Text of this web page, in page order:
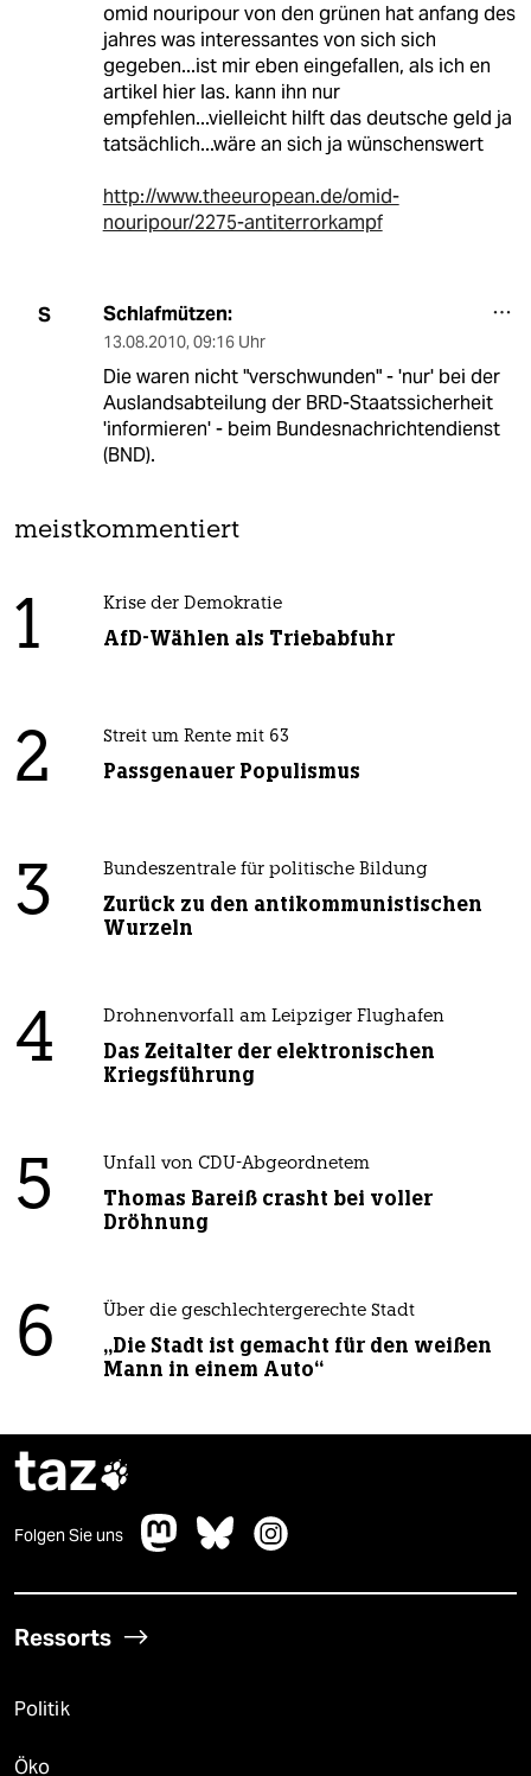
omid nouripour von den grünen hat anfang des
jahres was interessantes von sich sich
gegeben...ist mir eben eingefallen, als ich en
artikel hier las. kann ihn nur
empfehlen...vielleicht hilft das deutsche geld ja
tatsächlich...wäre an sich ja wünschenswert
http://www.theeuropean.de/omid-
nouripour/2275-antiterrorkampf
S Schlafmützen:
13.08.2010, 09:16 Uhr
Die waren nicht "verschwunden" - 'nur' bei der
Auslandsabteilung der BRD-Staatssicherheit
'informieren' - beim Bundesnachrichtendienst
(BND).
meistkommentiert
1 Krise der Demokratie
AfD-Wählen als Triebabfuhr
2 Streit um Rente mit 63
Passgenauer Populismus
3 Bundeszentrale für politische Bildung
Zurück zu den antikommunistischen
Wurzeln
4 Drohnenvorfall am Leipziger Flughafen
Das Zeitalter der elektronischen
Kriegsführung
5 Unfall von CDU-Abgeordnetem
Thomas Bareiß crasht bei voller
Dröhnung
6 Über die geschlechtergerechte Stadt
„Die Stadt ist gemacht für den weißen
Mann in einem Auto“
taz
Folgen Sie uns
Ressorts
Politik
Öko